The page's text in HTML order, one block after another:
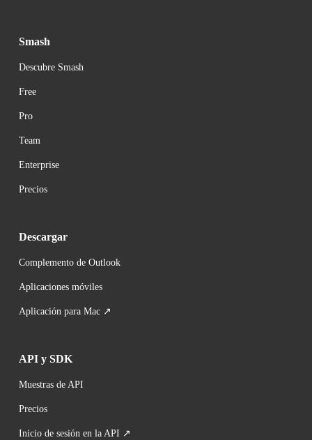
Smash
Descubre Smash
Free
Pro
Team
Enterprise
Precios
Descargar
Complemento de Outlook
Aplicaciones móviles
Aplicación para Mac ↗
API y SDK
Muestras de API
Precios
Inicio de sesión en la API ↗